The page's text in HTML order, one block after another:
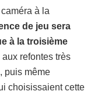
à la
de jeu sera
à la troisième
aux refontes très
puis même
choisissaient cette